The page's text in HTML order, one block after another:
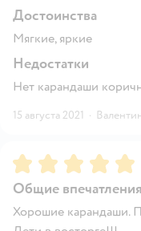
Достоинства
Мягкие, яркие
Недостатки
Нет карандаши
15 августа 2021 ·
Рейтинг:5
Общие впечатления
Хорошие карандаши.